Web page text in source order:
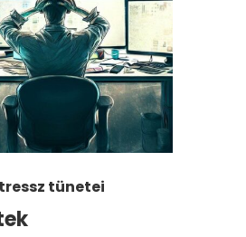
tünetei